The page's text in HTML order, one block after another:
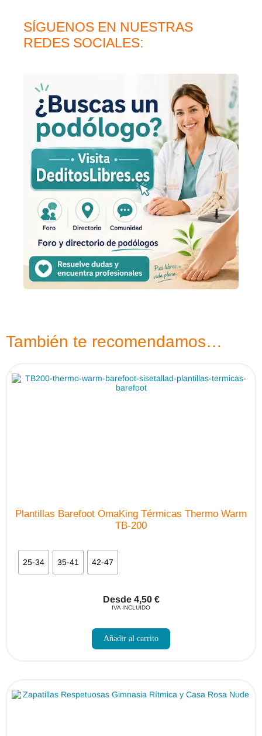
SÍGUENOS EN NUESTRAS
REDES SOCIALES:
También te recomendamos…
Plantillas Barefoot OmaKing Térmicas Thermo Warm
TB-200
25-34 35-41 42-47
Desde 4,50 €
IVA INCLUIDO
Añadir al carrito
pueden